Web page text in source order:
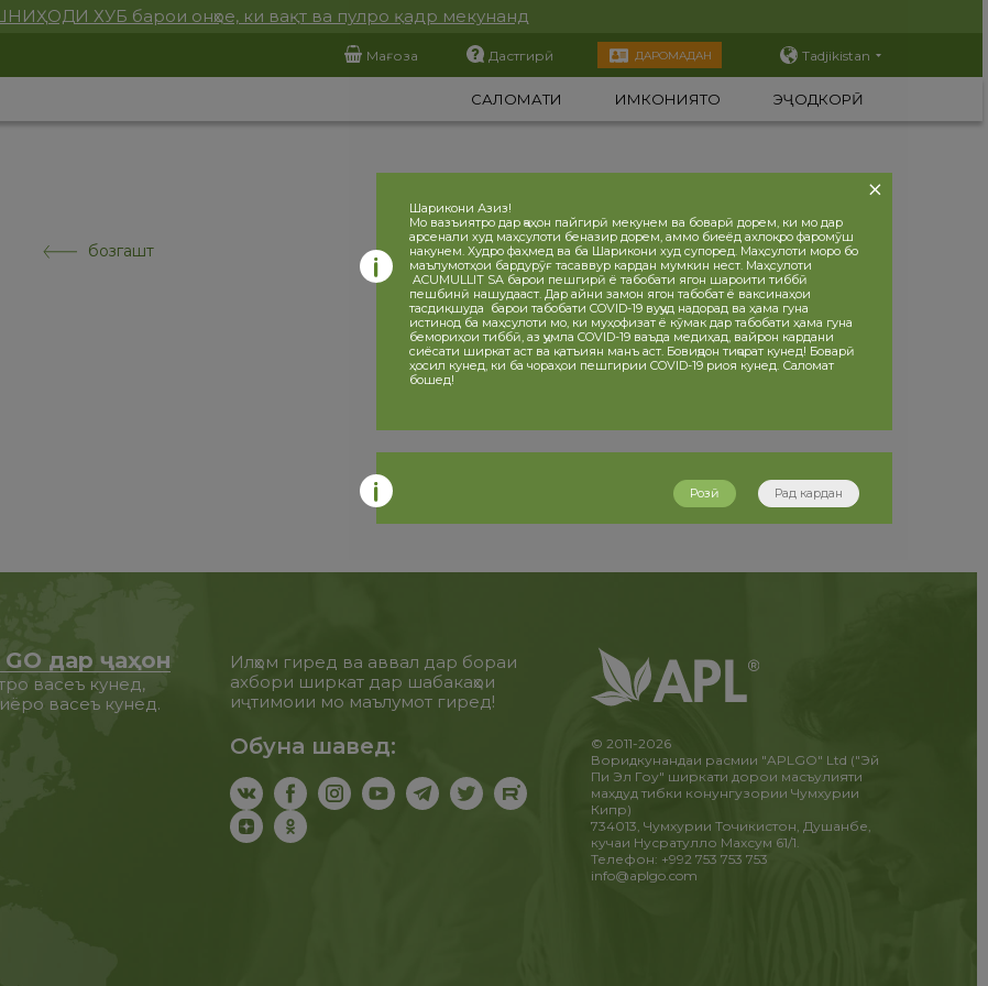
ХУБ барои онҳое, ки вақт ва пулро қадр мекунанд
Мағоза Дастгирӣ ДАРОМАДАН Tadjikistan
САЛОМАТИ ИМКОНИЯТҲО ЭҶОДКОРӢ
бозгашт
дар ҷаҳон
васеъ кунед,
васеъ кунед.
Илҳом гиред ва аввал дар бораи
ахбори ширкат дар шабакаҳои
иҷтимоии мо маълумот гиред!
Обуна шавед:
© 2011-2026
Воридкунандаи расмии "APLGO" Ltd ("Эй
Пи Эл Гоу" ширкати дорои масъулияти
махдуд тибки конунгузории Чумхурии
Кипр)
734013, Чумхурии Точикистон, Душанбе,
кучаи Нусратулло Махсум 61/1.
Телефон: +992 753 753 753
info@aplgo.com
Шарикони Азиз!
Мо вазъиятро дар ҷаҳон пайгирӣ мекунем ва боварӣ дорем, ки мо дар
арсенали худ маҳсулоти беназир дорем, аммо биеёд ахлоқро фаромӯш
накунем. Худро фаҳмед ва ба Шарикони худ супоред. Маҳсулоти моро бо
маълумотҳои бардурӯғ тасаввур кардан мумкин нест. Маҳсулоти
ACUMULLIT SA барои пешгирӣ ё табобати ягон шароити тиббӣ
пешбинӣ нашудааст. Дар айни замон ягон табобат ё ваксинаҳои
тасдиқшуда барои табобати COVID-19 вуҷуд надорад ва ҳама гуна
истинод ба маҳсулоти мо, ки муҳофизат ё кӯмак дар табобати ҳама гуна
бемориҳои тиббӣ, аз ҷумла COVID-19 ваъда медиҳад, вайрон кардани
сиёсати ширкат аст ва қатъиян манъ аст. Бовиҷдон тиҷорат кунед! Боварӣ
ҳосил кунед, ки ба чораҳои пешгирии COVID-19 риоя кунед. Саломат
бошед!
Розӣ Рад кардан